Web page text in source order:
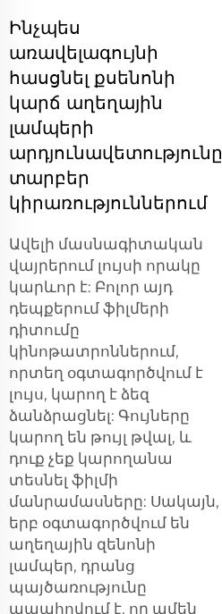
Ինչպես
առավելագույնի
հասցնել քսենոնի
կարճ աղեղային
լամպերի
արդյունավետությունը
տարբեր
կիրառություններում
Ավելի մասնագիտական
վայրերում լույսի որակը
կարևոր է: Բոլոր այդ
դեպքերում ֆիլմերի
դիտումը
կինոթատրոններում,
որտեղ օգտագործվում է
լույս, կարող է ձեզ
ձանձրացնել: Գույները
կարող են թույլ թվալ, և
դուք չեք կարողանա
տեսնել ֆիլմի
մանրամասները: Սակայն,
երբ օգտագործվում են
աղեղային զենոնի
լամպեր, դրանց
պայծառությունը
ապահովում է, որ ամեն